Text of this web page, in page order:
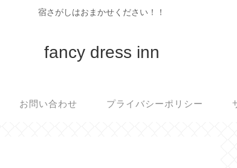
宿さがしはおまかせください！！
fancy dress inn
お問い合わせ プライバシーポリシー